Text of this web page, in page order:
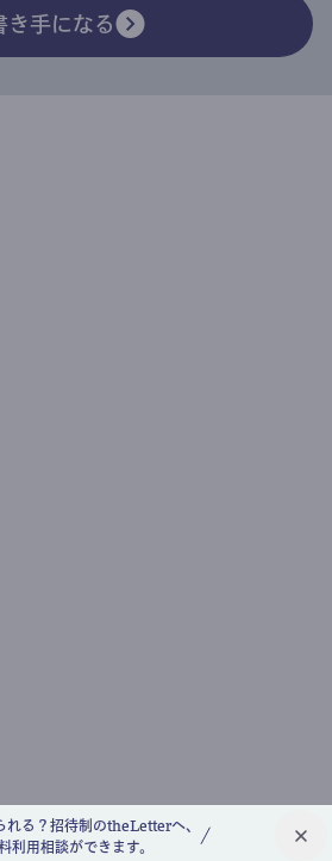
れる？招待制のtheLetterへ、
利用相談ができます。
き手になる